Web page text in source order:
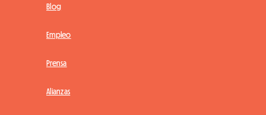
Blog
Empleo
Prensa
Alianzas